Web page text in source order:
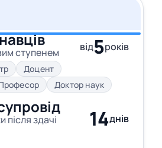
ступенем від5років
Доцент
Доктор наук
після здачі
14днів